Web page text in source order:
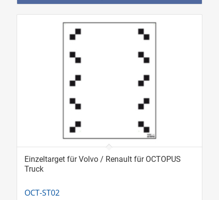
Einzeltarget für Volvo / Renault für OCTOPUS
Truck
OCT-ST02